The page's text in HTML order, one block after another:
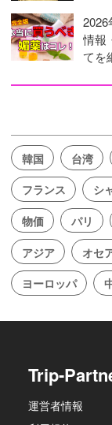
情報
てを
韓国 台湾
フランス
シ
物価
パリ
アジア
オセ
ヨーロッパ
Trip-
運営者情報